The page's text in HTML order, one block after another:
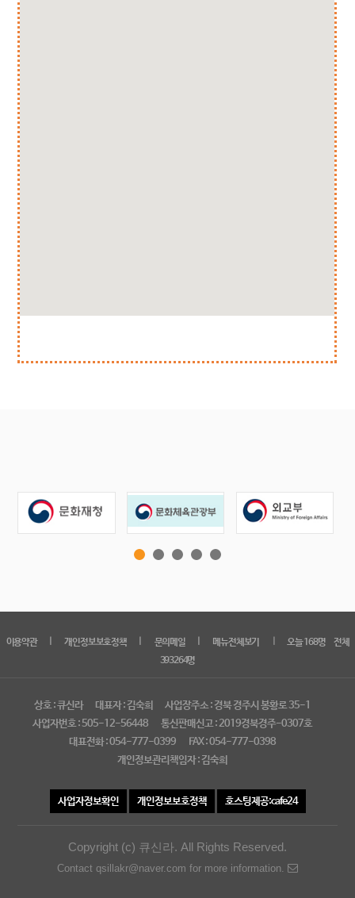
이용약관 개인정보보호정책 문의메일 메뉴전체보기
오늘 168명 전체
393264명
상호 : 큐신라 대표자 : 김숙희
사업장주소 : 경북 경주시 봉황로 35-1
사업자번호 : 505-12-56448
통신판매신고 : 2019경북경주-0307호
대표전화 : 054-777-0399
FAX : 054-777-0398
개인정보관리책임자 : 김숙희
사업자정보확인 개인정보보호정책 호스팅제공:cafe24
Copyright (c) 큐신라. All Rights Reserved.
Contact qsillakr@naver.com for more information.